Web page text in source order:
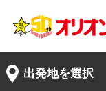
出発地を選択